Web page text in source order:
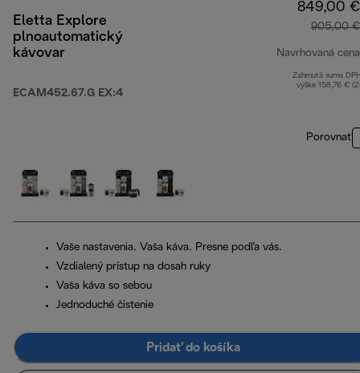
Eletta Explore
plnoautomatický
kávovar
ECAM452.67.G EX:4
849,00 €
905,00 €
Navrhovaná cena
Zahrnutá suma
výške 158,76 €
Porovnať
Vaše nastavenia. Vaša káva. Presne podľa vás.
Vzdialený prístup na dosah ruky
Vaša káva so sebou
Jednoduché čistenie
Pridať do košíka